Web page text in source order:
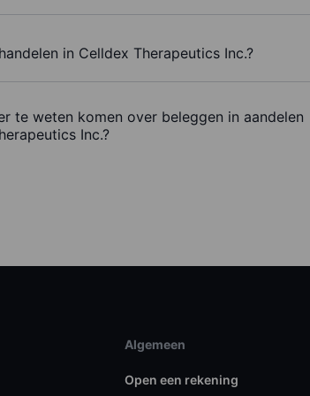
in Celldex Therapeutics Inc.?
te weten komen over beleggen in aandelen
Inc.?
Algemeen
Open een rekening